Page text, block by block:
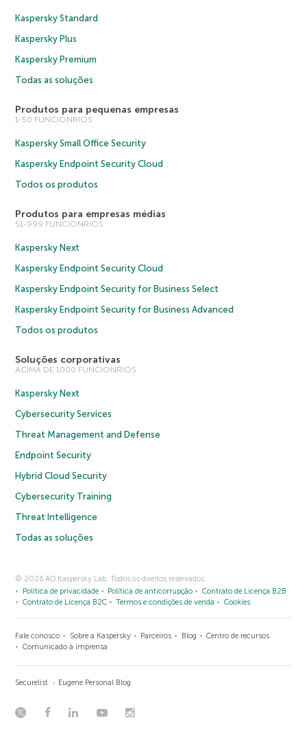
Kaspersky Standard
Kaspersky Plus
Kaspersky Premium
Todas as soluções
Produtos para pequenas empresas
1-50 FUNCIONRIOS
Kaspersky Small Office Security
Kaspersky Endpoint Security Cloud
Todos os produtos
Produtos para empresas médias
51-999 FUNCIONRIOS
Kaspersky Next
Kaspersky Endpoint Security Cloud
Kaspersky Endpoint Security for Business Select
Kaspersky Endpoint Security for Business Advanced
Todos os produtos
Soluções corporativas
ACIMA DE 1000 FUNCIONRIOS
Kaspersky Next
Cybersecurity Services
Threat Management and Defense
Endpoint Security
Hybrid Cloud Security
Cybersecurity Training
Threat Intelligence
Todas as soluções
© 2026 AO Kaspersky Lab. Todos os direitos reservados.
Política de privacidade
Política de anticorrupção
Contrato de Licença B2B
Contrato de Licença B2C
Termos e condições de venda Cookies
Fale conosco Sobre a Kaspersky Parceiros Blog
Centro de recursos
Comunicado à imprensa
Securelist Eugene Personal Blog